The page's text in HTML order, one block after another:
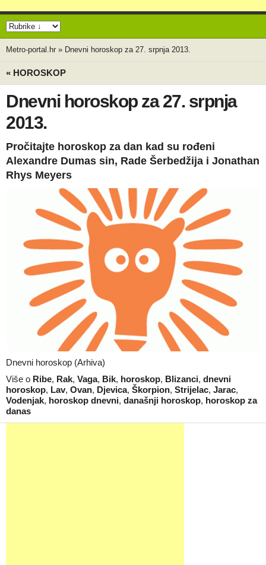
Metro-portal.hr » Dnevni horoskop za 27. srpnja 2013.
« HOROSKOP
Dnevni horoskop za 27. srpnja
2013.
Pročitajte horoskop za dan kad su rođeni
Alexandre Dumas sin, Rade Šerbedžija i Jonathan
Rhys Meyers
Dnevni horoskop (Arhiva)
Više o Ribe, Rak, Vaga, Bik, horoskop, Blizanci, dnevni
horoskop, Lav, Ovan, Djevica, Škorpion, Strijelac, Jarac,
Vodenjak, horoskop dnevni, današnji horoskop, horoskop za
danas